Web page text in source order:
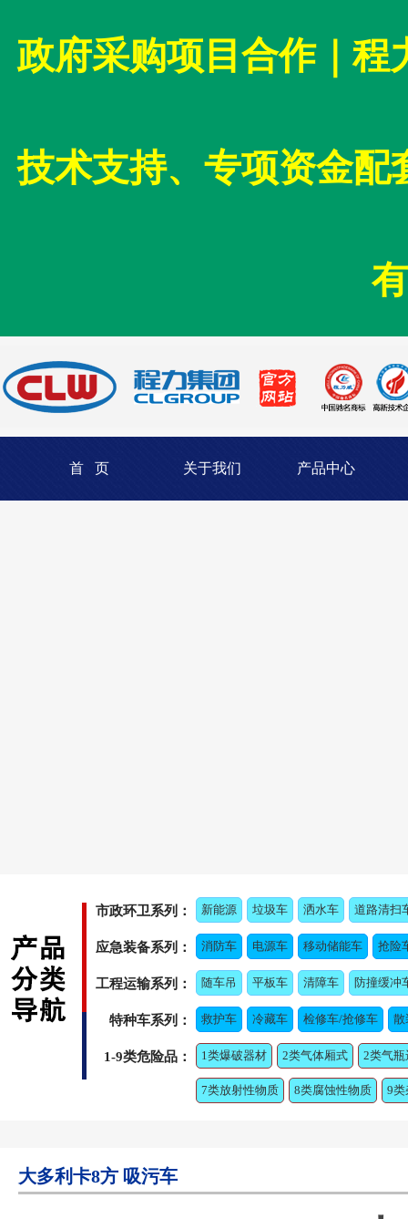
政府采购项目合作｜程
技术支持、专项资金配
首 页 关于我们 产品中心
市政环卫系列： 新能源 垃圾车 洒水车 道路清扫
应急装备系列： 消防车 电源车 移动储能车 抢险
工程运输系列： 随车吊 平板车 清障车 防撞缓冲
特种车系列： 救护车 冷藏车 检修车/抢修车 散
1-9类危险品： 1类爆破器材 2类气体厢式 2类气
7类放射性物质 8类腐蚀性物质 9类
大多利卡​8方 吸污车